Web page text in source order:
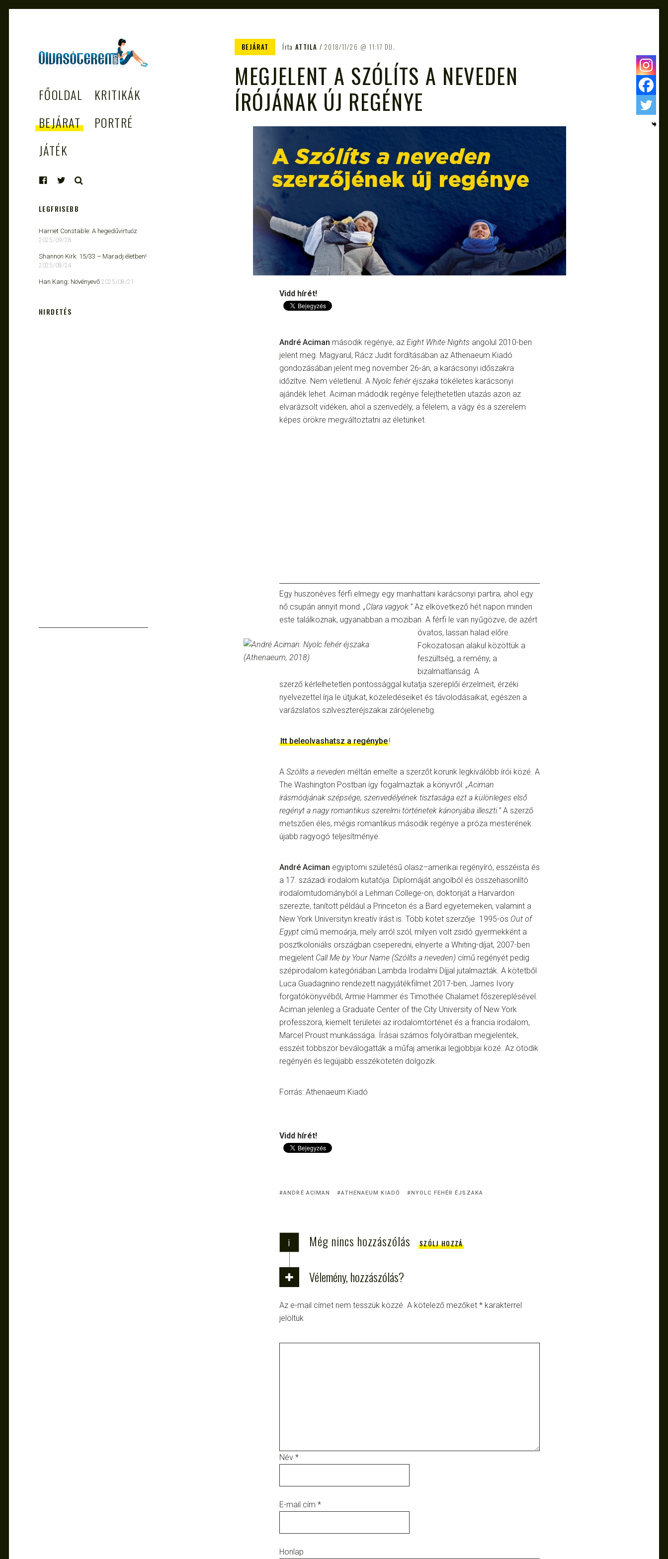
– AZ EGÉSZSÉGES
OLVASÁS
TÁMOGATÓJA
FŐOLDAL
KRITIKÁK
BEJÁRAT
PORTRÉ
JÁTÉK
BEJÁRAT Írta ATTILA 2018/11/26 11:17 DU.
MEGJELENT A SZÓLÍTS A NEVEDEN
ÍRÓJÁNAK ÚJ REGÉNYE
Vidd hírét!
André Aciman második regénye, az Eight White Nights angolul 2010-ben
jelent meg. Magyarul, Rácz Judit fordításában az Athenaeum Kiadó
gondozásában jelent meg november 26-án, a karácsonyi időszakra
időzítve. Nem véletlenül. A Nyolc fehér éjszaka tökéletes karácsonyi
ajándék lehet. Aciman mádodik regénye felejthetetlen utazás azon az
elvarázsolt vidéken, ahol a szenvedély, a félelem, a vágy és a szerelem
képes örökre megváltoztatni az életünket.
Egy huszonéves férfi elmegy egy manhattani karácsonyi partira, ahol egy
nő csupán annyit mond: „Clara vagyok.”Az elkövetkező hét napon minden
este találkoznak, ugyanabban a moziban. A férfi le van nyűgözve, de azért
óvatos, lassan halad előre.
Fokozatosan alakul közöttük a
feszültség, a remény, a
bizalmatlanság. A
szerző kérlelhetetlen pontossággal kutatja szereplői érzelmeit, érzéki
nyelvezettel írja le útjukat, közeledéseiket és távolodásaikat, egészen a
varázslatos szilveszteréjszakai zárójelenetig.
Itt beleolvashatsz a regénybe!
A Szólíts a neveden méltán emelte a szerzőt korunk legkiválóbb írói közé. A
The Washington Postban így fogalmaztak a könyvről: „Aciman
írásmódjának szépsége, szenvedélyének tisztasága ezt a különleges első
regényt a nagy romantikus szerelmi történetek kánonjába illeszti.”A szerző
metszően éles, mégis romantikus második regénye a próza mesterének
újabb ragyogó teljesítménye.
André Aciman egyiptomi születésű olasz–amerikai regényíró, esszéista és
a 17. századi irodalom kutatója. Diplomáját angolból és összehasonlító
irodalomtudományból a Lehman College-on, doktoriját a Harvardon
szerezte, tanított például a Princeton és a Bard egyetemeken, valamint a
New York Universityn kreatív írást is. Több kötet szerzője. 1995-ös Out of
Egypt című memoárja, mely arról szól, milyen volt zsidó gyermekként a
posztkoloniális országban cseperedni, elnyerte a Whiting-díjat, 2007-ben
megjelent Call Me by Your Name (Szólíts a neveden) című regényét pedig
szépirodalom kategóriában Lambda Irodalmi Díjjal jutalmazták. A kötetből
Luca Guadagnino rendezett nagyjátékfilmet 2017-ben, James Ivory
forgatókönyvéből, Armie Hammer és Timothée Chalamet főszereplésével.
Aciman jelenleg a Graduate Center of the City University of New York
professzora, kiemelt területei az irodalomtörténet és a francia irodalom,
Marcel Proust munkássága. Írásai számos folyóiratban megjelentek,
esszéit többször beválogatták a műfaj amerikai legjobbjai közé. Az ötödik
regényén és legújabb esszékötetén dolgozik.
Forrás: Athenaeum Kiadó
Vidd hírét!
ANDRÉ ACIMAN ATHENAEUM KIADÓ NYOLC FEHÉR ÉJSZAKA
i Még nincs hozzászólás SZÓLJ HOZZÁ
Vélemény, hozzászólás?
Az e-mail címet nem tesszük közzé. A kötelező mezőket * karakterrel
jelöltük
Név *
E-mail cím *
Honlap
LEGFRISEBB
Harriet Constable: A hegedűvirtuóz
2025/09/28
Shannon Kirk: 15/33 ​– Maradj életben!
2025/08/24
Han Kang: Növényevő 2025/08/21
HIRDETÉS